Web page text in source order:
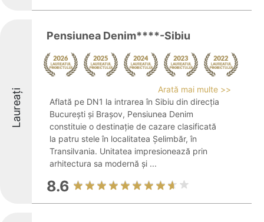
Laureați
Pensiunea Denim****-Sibiu
Arată mai multe >>
Aflată pe DN1 la intrarea în Sibiu din direcția
București și Brașov, Pensiunea Denim
constituie o destinație de cazare clasificată
la patru stele în localitatea Șelimbăr, în
Transilvania. Unitatea impresionează prin
arhitectura sa modernă și ...
8.6